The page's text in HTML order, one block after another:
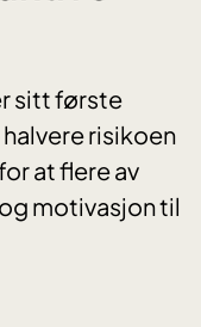
sitt første
risikoen
at flere av
motivasjon til